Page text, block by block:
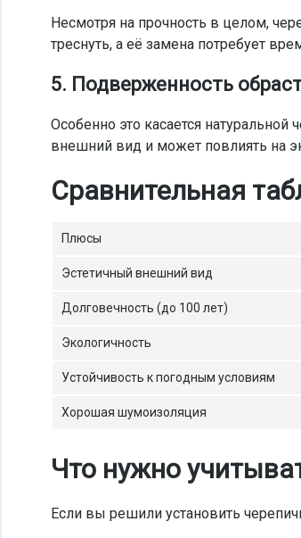
Несмотря на прочность в целом,
треснуть, а её замена потребует
5. Подверженность
Особенно это касается
внешний вид и может повлиять на
Сравнительная
Плюсы
Эстетичный внешний вид
Долговечность (до 100 лет)
Экологичность
Устойчивость к погодным условиям
Хорошая шумоизоляция
Что нужно
Если вы решили установить